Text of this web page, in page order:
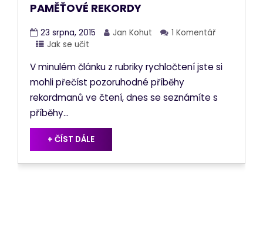
PAMĚŤOVÉ REKORDY
23 srpna, 2015 Jan Kohut
1 Komentář
Jak se učit
V minulém článku z rubriky rychločtení jste si
mohli přečíst pozoruhodné příběhy
rekordmanů ve čtení, dnes se seznámíte s
příběhy...
+ ČÍST DÁLE